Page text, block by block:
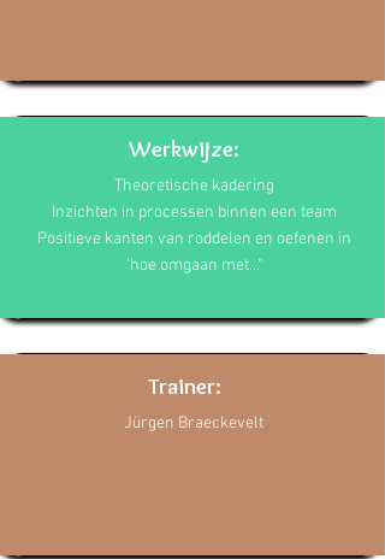
Werkwijze:
Theoretische kadering
Inzichten in processen binnen een team
Positieve kanten van roddelen en oefenen in
'hoe omgaan met..."
Trainer:
Jürgen Braeckevelt